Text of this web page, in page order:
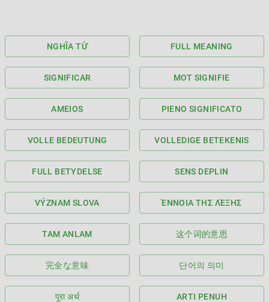
NGHĨA TỪ FULL MEANING
SIGNIFICAR MOT SIGNIFIE
AMEIOS PIENO SIGNIFICATO
VOLLE BEDEUTUNG VOLLEDIGE BETEKENIS
FULL BETYDELSE SENS DEPLIN
VÝZNAM SLOVA ΈΝΝΟΙΑ ΤΗΣ ΛΈΞΗΣ
TAM ANLAM 这个词的意思
完全な意味 단어의 의미
पूरा अर्थ ARTI PENUH